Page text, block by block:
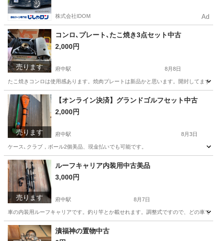
株式会社IDOM Ad
売ります
コンロ､プレート､たこ焼き3点セット中古
2,000円
府中駅 8月8日
たこ焼きコンロは使用感あります。焼肉プレートは新品かと思います。開封してます
広島 府中市 府中駅 調理器具
売ります
【オンライン決済】グランドゴルフセット中古
2,000円
府中駅 8月3日
ケース､クラブ，ボール2個美品、現金払いでも可能です。
広島 府中市 その他
売ります
ルーフキャリア内装用中古美品
3,000円
府中駅 8月7日
車の内装用ルーフキャリアです。釣り竿とか載せれます。調整式ですので、どの車で
広島 府中市 府中駅 パーツ
漬福神の置物中古